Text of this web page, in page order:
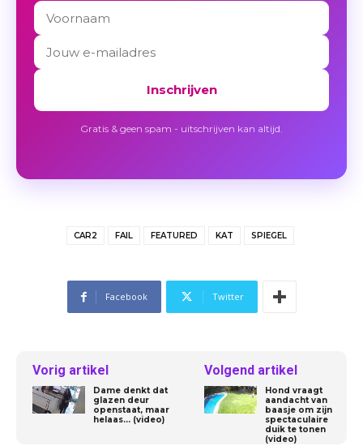
Inschrijven
Gratis & geen spam - uitschrijven kan altijd.
CAR2 FAIL FEATURED KAT SPIEGEL
Facebook Twitter
Vorig artikel
Dame denkt dat
glazen deur
openstaat, maar
helaas… (video)
Volgend artikel
Hond vraagt
aandacht van
baasje om zijn
spectaculaire
duik te tonen
(video)